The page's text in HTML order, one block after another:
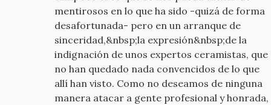
mentirosos en lo que ha sido -quizá de forma
desafortunada- pero en un arranque de
sinceridad,&nbsp;la expresión&nbsp;de la
indignación de unos expertos ceramistas, que
no han quedado nada convencidos de lo que
allí han visto. Como no deseamos de ninguna
manera atacar a gente profesional y honrada,